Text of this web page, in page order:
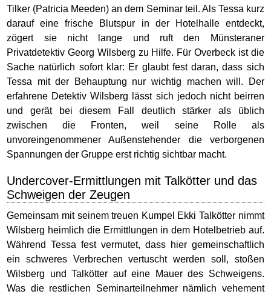
Tilker (Patricia Meeden) an dem Seminar teil. Als Tessa kurz
darauf eine frische Blutspur in der Hotelhalle entdeckt,
zögert sie nicht lange und ruft den Münsteraner
Privatdetektiv Georg Wilsberg zu Hilfe. Für Overbeck ist die
Sache natürlich sofort klar: Er glaubt fest daran, dass sich
Tessa mit der Behauptung nur wichtig machen will. Der
erfahrene Detektiv Wilsberg lässt sich jedoch nicht beirren
und gerät bei diesem Fall deutlich stärker als üblich
zwischen die Fronten, weil seine Rolle als
unvoreingenommener Außenstehender die verborgenen
Spannungen der Gruppe erst richtig sichtbar macht.
Undercover-Ermittlungen mit Talkötter und das
Schweigen der Zeugen
Gemeinsam mit seinem treuen Kumpel Ekki Talkötter nimmt
Wilsberg heimlich die Ermittlungen in dem Hotelbetrieb auf.
Während Tessa fest vermutet, dass hier gemeinschaftlich
ein schweres Verbrechen vertuscht werden soll, stoßen
Wilsberg und Talkötter auf eine Mauer des Schweigens.
Was die restlichen Seminarteilnehmer nämlich vehement